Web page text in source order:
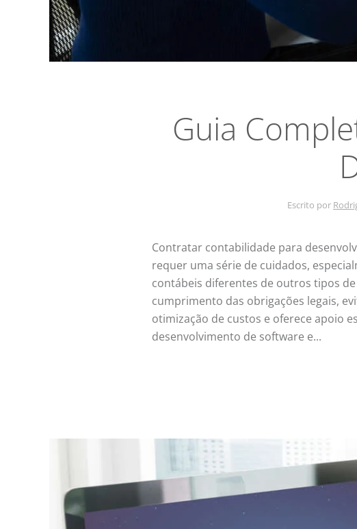
Guia
Escrito por
Contratar contabilidade para
requer uma série de cuidados,
contábeis diferentes de outros tipos
cumprimento das obrigações legais,
otimização de custos e oferece apoio
desenvolvimento de software e...